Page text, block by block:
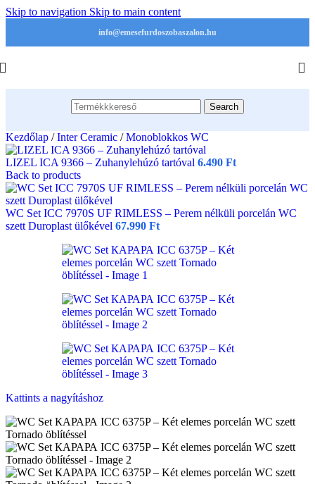
Skip to navigation Skip to main content
info@emesefurdoszobaszalon.hu
Search
Kezdőlap / Inter Ceramic / Monoblokkos WC
LIZEL ICA 9366 – Zuhanylehúzó tartóval 6.490 Ft
Back to products
WC Set ICC 7970S UF RIMLESS – Perem nélküli porcelán WC
szett Duroplast ülőkével 67.990 Ft
Kattints a nagyításhoz